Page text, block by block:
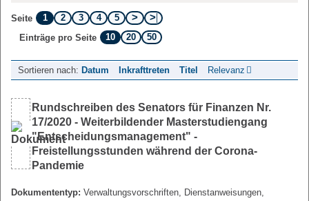
Seite 1 2 3 4
5
Einträge pro Seite
10 20 50
Sortieren nach: Datum Inkrafttreten Titel Relevanz
Rundschreiben des Senators für Finanzen Nr.
17/2020 - Weiterbildender Masterstudiengang
"Entscheidungsmanagement" -
Freistellungsstunden während der Corona-
Pandemie
Dokumententyp: Verwaltungsvorschriften, Dienstanweisungen,